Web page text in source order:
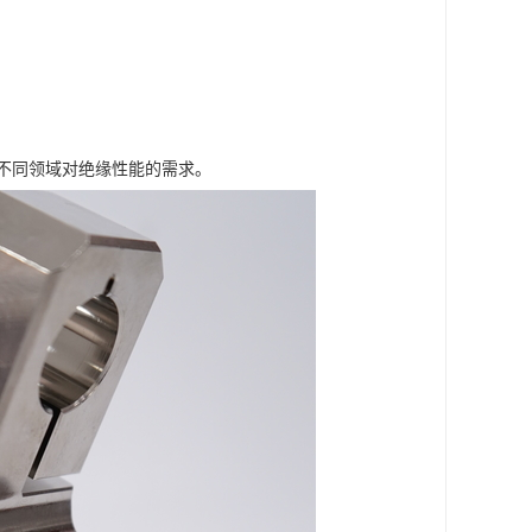
领域对绝缘性能的需求。